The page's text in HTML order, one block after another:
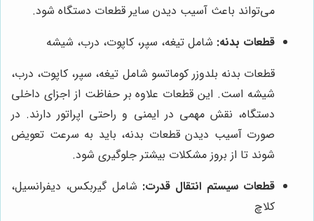
می‌تواند باعث آسیب دیدن سایر قطعات دستگاه شود.
قطعات بدنه: شامل تیغه، سپر، کاپوت، درب، شیشه
قطعات بدنه بلدوزر کوماتسو شامل تیغه، سپر، کاپوت، درب،
شیشه است. این قطعات علاوه بر حفاظت از اجزای داخلی
دستگاه، نقش مهمی در ایمنی و راحتی اپراتور دارند. در
صورت آسیب دیدن قطعات بدنه، باید به سرعت تعویض
شوند تا از بروز مشکلات بیشتر جلوگیری شود.
قطعات سیستم انتقال قدرت: شامل گیربکس، دیفرانسیل،
کلاچ